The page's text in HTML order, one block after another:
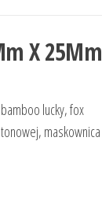
X 25Mm
lucky, fox
maskownica